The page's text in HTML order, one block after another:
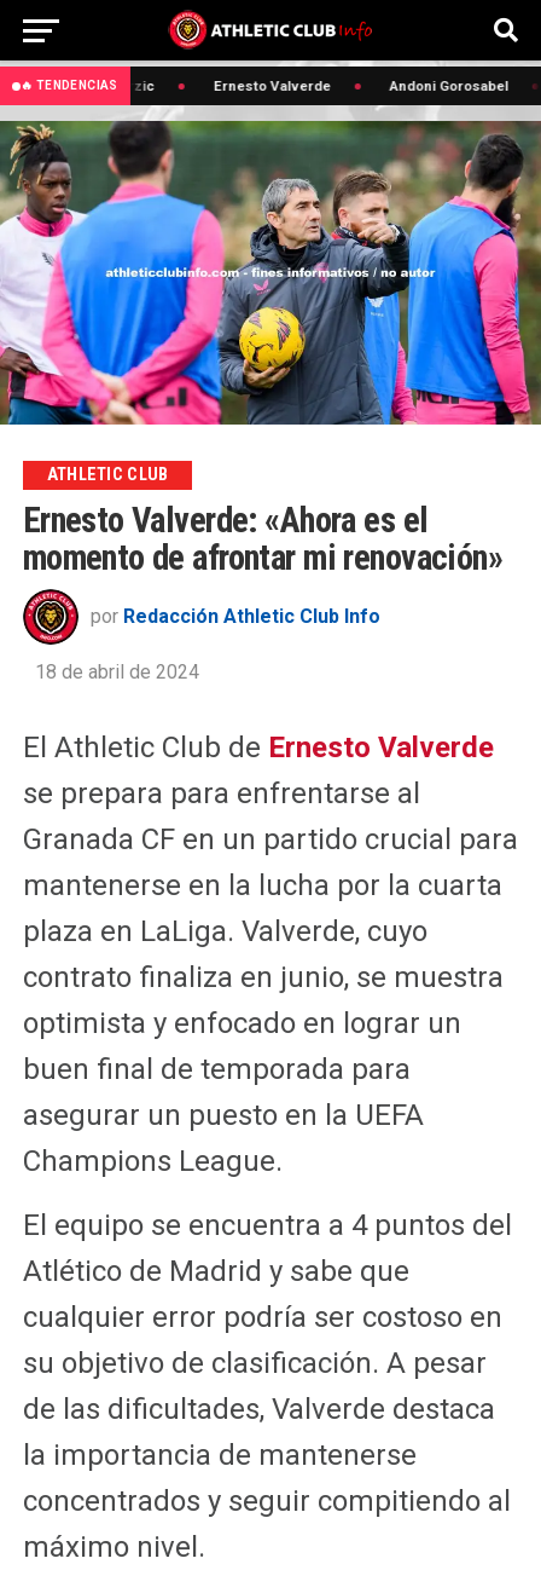
🔥 TENDENCIAS
🔥 Edin Terzic Ernesto Valverde Andoni Gorosabel
ATHLETIC CLUB
Ernesto Valverde: «Ahora es el
momento de afrontar mi renovación»
por Redacción Athletic Club Info
18 de abril de 2024
El Athletic Club de Ernesto Valverde
se prepara para enfrentarse al
Granada CF en un partido crucial para
mantenerse en la lucha por la cuarta
plaza en LaLiga. Valverde, cuyo
contrato finaliza en junio, se muestra
optimista y enfocado en lograr un
buen final de temporada para
asegurar un puesto en la UEFA
Champions League.
El equipo se encuentra a 4 puntos del
Atlético de Madrid y sabe que
cualquier error podría ser costoso en
su objetivo de clasificación. A pesar
de las dificultades, Valverde destaca
la importancia de mantenerse
concentrados y seguir compitiendo al
máximo nivel.